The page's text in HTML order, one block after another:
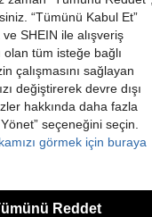
“Tümünü Kabul Et”
SHEIN ile alışveriş
tüm isteğe bağlı
çalışmasını sağlayan
değiştirerek devre dışı
hakkında daha fazla
seçeneğini seçin.
görmek için buraya
Reddet